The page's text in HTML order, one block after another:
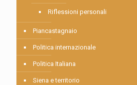
Riflessioni personali
Piancastagnaio
Politica internazionale
Politica Italiana
Siena e territorio